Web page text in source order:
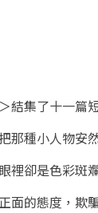
結集了十一篇
那種小人物安
裡卻是色彩斑
面的態度，欺